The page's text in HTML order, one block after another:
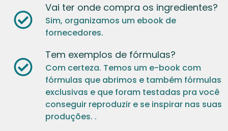
Vai ter onde compra os ingredientes?
Sim, organizamos um ebook de
fornecedores.
Tem exemplos de fórmulas?
Com certeza. Temos um e-book com
fórmulas que abrimos e também fórmulas
exclusivas e que foram testadas pra você
conseguir reproduzir e se inspirar nas suas
produções. .